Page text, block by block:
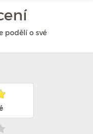
podělí o své